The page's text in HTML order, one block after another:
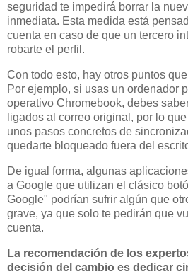
seguridad te impedirá borrar la
inmediata. Esta medida está
cuenta en caso de que un tercero
robarte el perfil.
Con todo esto, hay otros puntos
Por ejemplo, si usas un ordenador
operativo Chromebook, debes
ligados al correo original, por lo
unos pasos concretos de
quedarte bloqueado fuera del
De igual forma, algunas
a Google que utilizan el clásico
Google" podrían sufrir algún que
grave, ya que solo te pedirán que
cuenta.
La recomendación de los
decisión del cambio es dedicar